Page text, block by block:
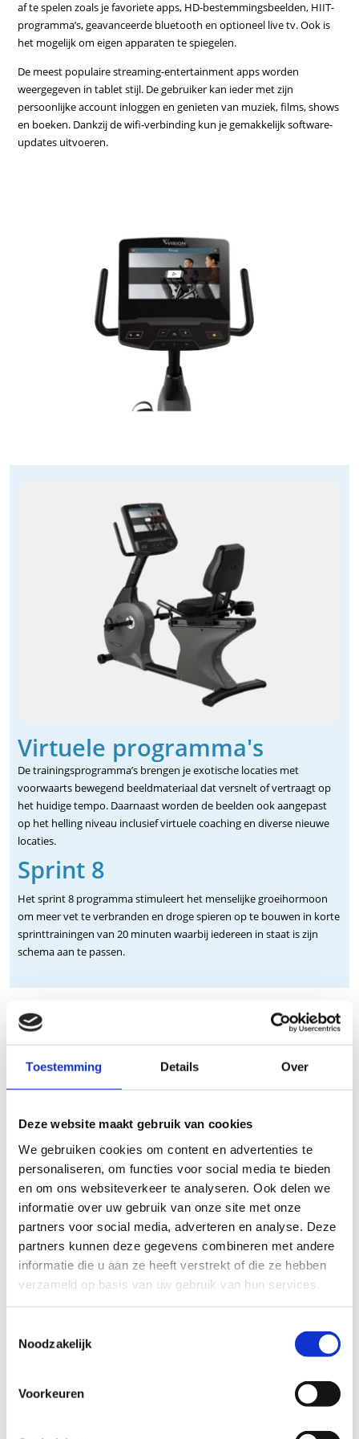
Toestemming Details Over
Deze website maakt gebruik van cookies
We gebruiken cookies om content en advertenties te
personaliseren, om functies voor social media te bieden
en om ons websiteverkeer te analyseren. Ook delen we
informatie over uw gebruik van onze site met onze
partners voor social media, adverteren en analyse. Deze
partners kunnen deze gegevens combineren met andere
informatie die u aan ze heeft verstrekt of die ze hebben
verzameld op basis van uw gebruik van hun services.
Noodzakelijk
Voorkeuren
af te spelen zoals je favoriete apps, HD-bestemmingsbeelden, HIIT-
programma’s, geavanceerde bluetooth en optioneel live tv. Ook is
het mogelijk om eigen apparaten te spiegelen.
De meest populaire streaming-entertainment apps worden
weergegeven in tablet stijl. De gebruiker kan ieder met zijn
persoonlijke account inloggen en genieten van muziek, films, shows
en boeken. Dankzij de wifi-verbinding kun je gemakkelijk software-
updates uitvoeren.
Virtuele programma's
De trainingsprogramma’s brengen je exotische locaties met
voorwaarts bewegend beeldmateriaal dat versnelt of vertraagt op
het huidige tempo. Daarnaast worden de beelden ook aangepast
op het helling niveau inclusief virtuele coaching en diverse nieuwe
locaties.
Sprint 8
Het sprint 8 programma stimuleert het menselijke groeihormoon
om meer vet te verbranden en droge spieren op te bouwen in korte
sprinttrainingen van 20 minuten waarbij iedereen in staat is zijn
schema aan te passen.
Verbinden en streamen
Via de ingebouwde HDMI poort kunnen gebruikers android en iOS-
kan je gemakkelijk de apps op het grote scherm weergeven terwijl je
je training volgt. Dankzij My Media is het mogelijk om video en
Media is compatibel met de meeste Windows- en Android-
Optioneel is het nog mogelijk live tv te streamen.